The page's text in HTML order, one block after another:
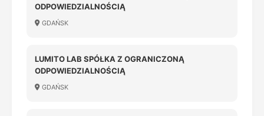
ODPOWIEDZIALNOŚCIĄ
GDAŃSK
LUMITO LAB SPÓŁKA Z OGRANICZONĄ
ODPOWIEDZIALNOŚCIĄ
GDAŃSK